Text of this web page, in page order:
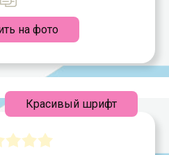
на фото
Красивый шрифт